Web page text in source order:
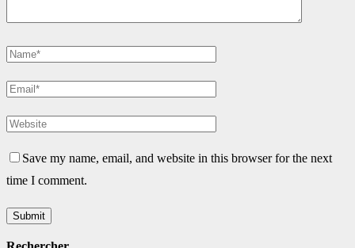
Save my name, email, and website in this browser for the next
time I comment.